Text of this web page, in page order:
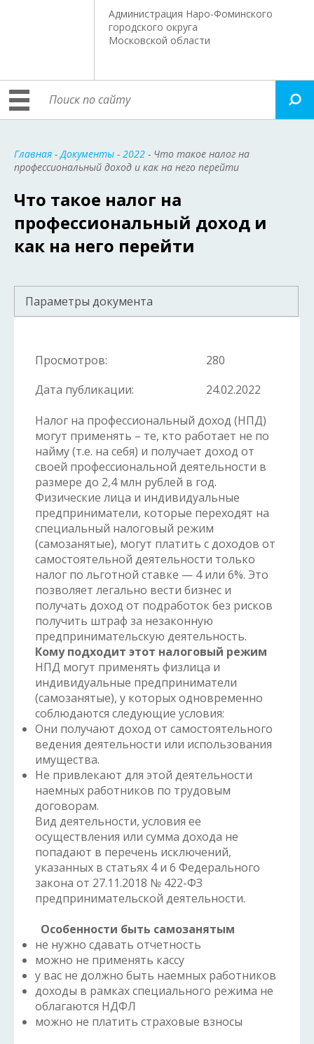
Администрация Наро-Фоминского
городского округа
Московской области
Главная -Документы - 2022 - Что такое налог на
профессиональный доход и как на него перейти
Что такое налог на
профессиональный доход и
как на него перейти
Параметры документа
Просмотров:
280
Дата публикации:
24.02.2022
Налог на профессиональный доход (НПД)
могут применять – те, кто работает не по
найму (т.е. на себя) и получает доход от
своей профессиональной деятельности в
размере до 2,4 млн рублей в год.
Физические лица и индивидуальные
предприниматели, которые переходят на
специальный налоговый режим
(самозанятые), могут платить с доходов от
самостоятельной деятельности только
налог по льготной ставке — 4 или 6%. Это
позволяет легально вести бизнес и
получать доход от подработок без рисков
получить штраф за незаконную
предпринимательскую деятельность.
Кому подходит этот налоговый режим
НПД могут применять физлица и
индивидуальные предприниматели
(самозанятые), у которых одновременно
соблюдаются следующие условия:
Они получают доход от самостоятельного
ведения деятельности или использования
имущества.
Не привлекают для этой деятельности
наемных работников по трудовым
договорам.
Вид деятельности, условия ее
осуществления или сумма дохода не
попадают в перечень исключений,
указанных в статьях 4 и 6 Федерального
закона от 27.11.2018 № 422-ФЗ
предпринимательской деятельности.
Особенности быть самозанятым
не нужно сдавать отчетность
можно не применять кассу
у вас не должно быть наемных работников
доходы в рамках специального режима не
облагаются НДФЛ
можно не платить страховые взносы